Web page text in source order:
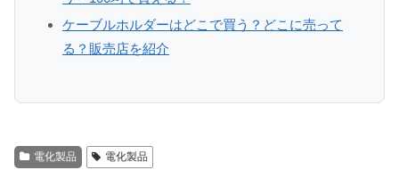
ケーブルホルダーはどこで買う？どこに売って
る？販売店を紹介
電化製品 電化製品